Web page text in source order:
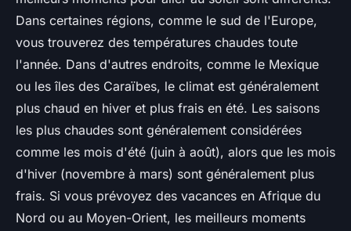
Dans certaines régions, comme le sud de l'Europe,
vous trouverez des températures chaudes toute
l'année. Dans d'autres endroits, comme le Mexique
ou les îles des Caraïbes, le climat est généralement
plus chaud en hiver et plus frais en été. Les saisons
les plus chaudes sont généralement considérées
comme les mois d'été (juin à août), alors que les mois
d'hiver (novembre à mars) sont généralement plus
frais. Si vous prévoyez des vacances en Afrique du
Nord ou au Moyen-Orient, les meilleurs moments